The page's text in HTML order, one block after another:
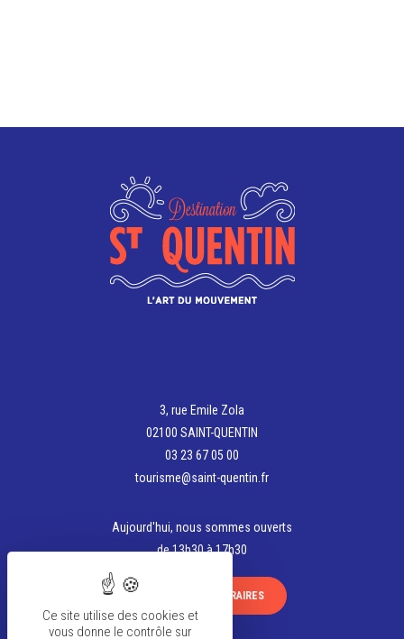
3, rue Emile Zola
02100 SAINT-QUENTIN
03 23 67 05 00
tourisme@saint-quentin.fr
Aujourd'hui, nous sommes ouverts
de 13h30 à 17h30
VOIR TOUS LES HORAIRES
Ce site utilise des cookies et
vous donne le contrôle sur